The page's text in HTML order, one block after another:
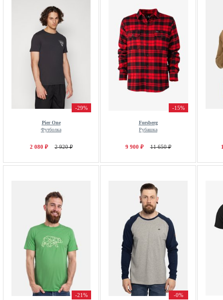
-29%
Pier One
Футболка
2 080 ₽ 2 920 ₽
-15%
Forsberg
Рубашка
9 900 ₽ 11 650 ₽
-21% -0%